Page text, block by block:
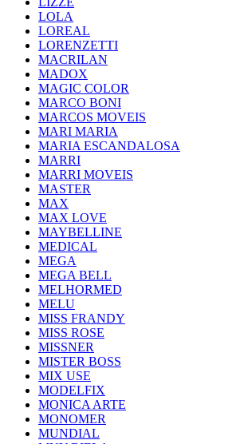
LOLA
LOREAL
LORENZETTI
MACRILAN
MADOX
MAGIC COLOR
MARCO BONI
MARCOS MOVEIS
MARI MARIA
MARIA ESCANDALOSA
MARRI
MARRI MOVEIS
MASTER
MAX
MAX LOVE
MAYBELLINE
MEDICAL
MEGA
MEGA BELL
MELHORMED
MELU
MISS FRANDY
MISS ROSE
MISSNER
MISTER BOSS
MIX USE
MODELFIX
MONICA ARTE
MONOMER
MUNDIAL